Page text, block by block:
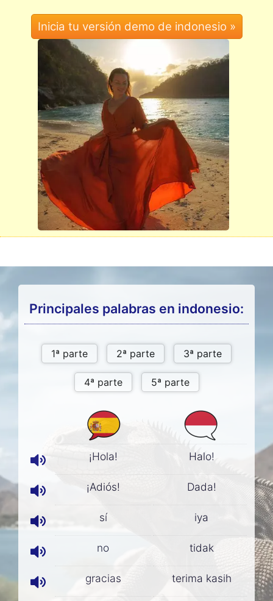
Principales palabras en indonesio:
¡Hola! Halo!
¡Adiós! Dada!
sí iya
no tidak
gracias terima kasih